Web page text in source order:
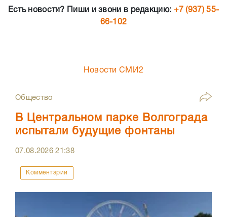
Есть новости? Пиши и звони в редакцию: +7 (937) 55-
66-102
Новости СМИ2
Общество
В Центральном парке Волгограда
испытали будущие фонтаны
07.08.202621:38
Комментарии